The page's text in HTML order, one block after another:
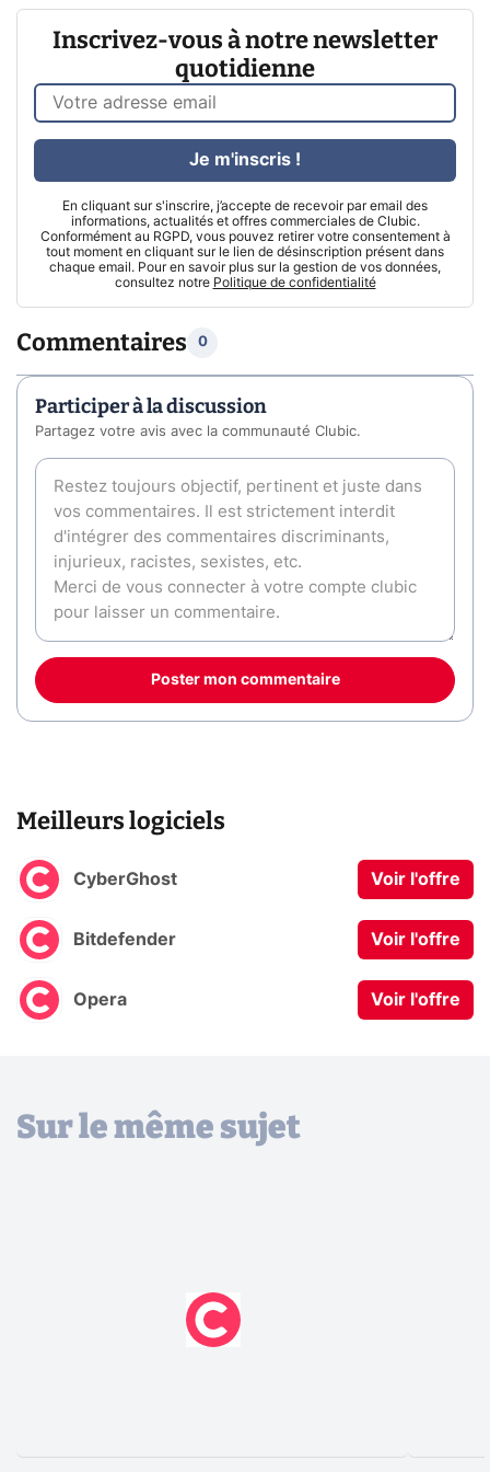
Inscrivez-vous à notre newsletter
quotidienne
En cliquant sur s'inscrire, j’accepte de recevoir par email des
informations, actualités et offres commerciales de Clubic.
Conformément au RGPD, vous pouvez retirer votre consentement à
tout moment en cliquant sur le lien de désinscription présent dans
chaque email. Pour en savoir plus sur la gestion de vos données,
consultez notre Politique de confidentialité
Je m'inscris !
Commentaires 0
Participer à la discussion
Partagez votre avis avec la communauté Clubic.
Poster mon commentaire
Meilleurs logiciels
CyberGhost Voir l'offre
Bitdefender Voir l'offre
Opera Voir l'offre
Sur le même sujet